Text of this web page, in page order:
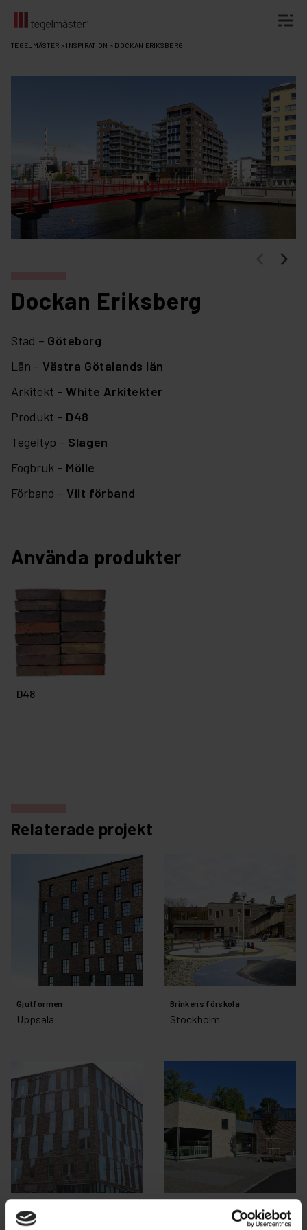
Fortsätt
TEGELMÄSTER > INSPIRATION > DOCKAN ERIKSBERG
Dockan Eriksberg
Stad – Göteborg
Län – Västra Götalands län
Arkitekt –White Arkitekter
Produkt – D48
Tegeltyp – Slagen
Fogbruk – Mölle
Förband – Vilt förband
Använda produkter
D48
Relaterade projekt
Gjutformen
Uppsala
Brinkens förskola
Stockholm
Sickla Front 2
Stockholm